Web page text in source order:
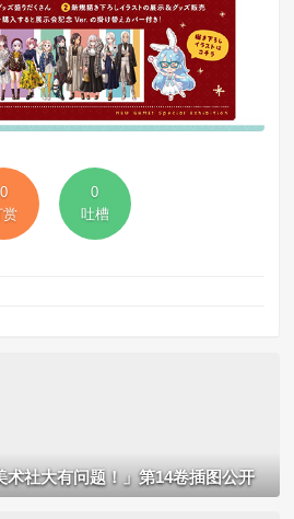
0
赏
0
吐槽
社大有问题！」第14卷插图公开